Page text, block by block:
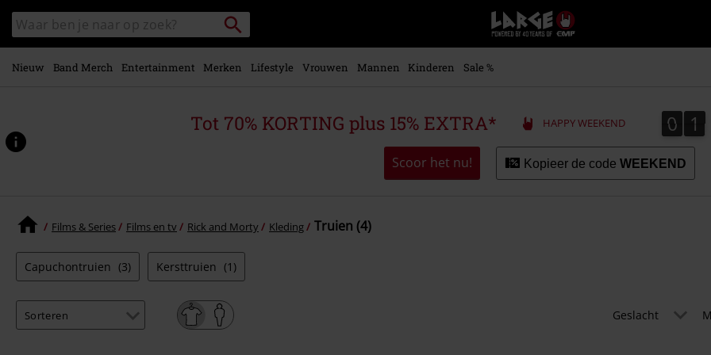
naar
hoofdinhoud
Zoek
in
catalogus
Packstation
zoeken
Large
–
Muziek-,
+
kleding
Nieuw Band Merch Entertainment Merken Lifestyle Vrouwen Mannen Kinderen Sale %
Tot 70% KORTING plus 15% EXTRA* HAPPY WEEKEND 0
0 1
1
Scoor het nu! Kopieer de code WEEKEND
Films & Series Films en tv Rick and Morty Kleding Truien (4)
Capuchontruien (3) Kersttruien (1)
Geslacht